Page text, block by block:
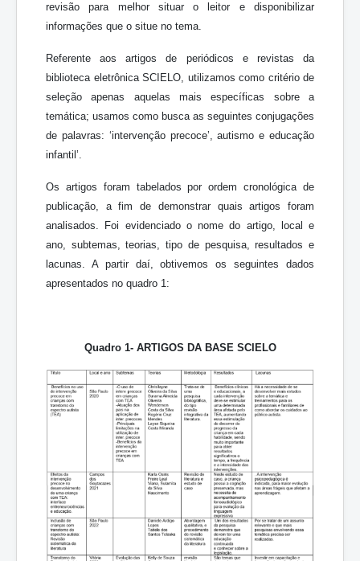
revisão para melhor situar o leitor e disponibilizar
informações que o situe no tema.
Referente aos artigos de periódicos e revistas da
biblioteca eletrônica SCIELO, utilizamos como critério de
seleção apenas aquelas mais específicas sobre a
temática; usamos como busca as seguintes conjugações
de palavras: ‘intervenção precoce’, autismo e educação
infantil’.
Os artigos foram tabelados por ordem cronológica de
publicação, a fim de demonstrar quais artigos foram
analisados. Foi evidenciado o nome do artigo, local e
ano, subtemas, teorias, tipo de pesquisa, resultados e
lacunas. A partir daí, obtivemos os seguintes dados
apresentados no quadro 1:
Quadro 1- ARTIGOS DA BASE SCIELO